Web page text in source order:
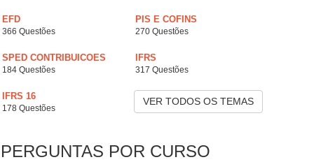
EFD
366 Questões
PIS E COFINS
270 Questões
SPED CONTRIBUICOES
184 Questões
IFRS
317 Questões
IFRS 16
178 Questões
VER TODOS OS TEMAS
PERGUNTAS POR CURSO